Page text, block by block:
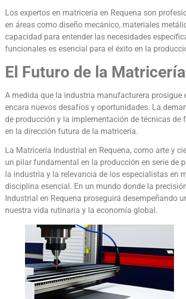
Los expertos en matricería en Requena son
en áreas como diseño mecánico, materiales
capacidad para entender las necesidades
funcionales es esencial para el éxito en la
El Futuro de la
A medida que la industria manufacturera
encara nuevos desafíos y oportunidades. La
de producción y la implementación de técnicas
en la dirección futura de la matricería.
La Matricería Industrial en Requena, como arte y
un pilar fundamental en la producción en serie de
la industria y la relevancia de los especialistas en
disciplina esencial. En un mundo donde la
Industrial en Requena proseguirá desempeñando
nuestra vida rutinaria y la economía global.